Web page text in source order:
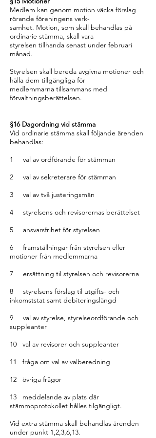
Medlem kan genom motion väcka förslag
rörande föreningens verk-
samhet. Motion, som skall behandlas på
ordinarie stämma, skall vara
styrelsen tillhanda senast under februari
månad.
Styrelsen skall bereda avgivna motioner och
hålla dem tillgängliga för
medlemmarna tillsammans med
förvaltningsberättelsen.
§16 Dagordning vid stämma
Vid ordinarie stämma skall följande ärenden
behandlas:
1 val av ordförande för stämman
2 val av sekreterare för stämman
3 val av två justeringsmän
4 styrelsens och revisorernas berättelset
5 ansvarsfrihet för styrelsen
6 framställningar från styrelsen eller
motioner från medlemmarna
7 ersättning til styrelsen och revisorerna
8 styrelsens förslag til utgifts- och
inkomststat samt debiteringslängd
9 val av styrelse, styrelseordförande och
suppleanter
10 val av revisorer och suppleanter
11 fråga om val av valberedning
12 övriga frågor
13 meddelande av plats där
stämmoprotokollet hålles tilgängligt.
Vid extra stämma skall behandlas ärenden
under punkt 1,2,3,6,13.